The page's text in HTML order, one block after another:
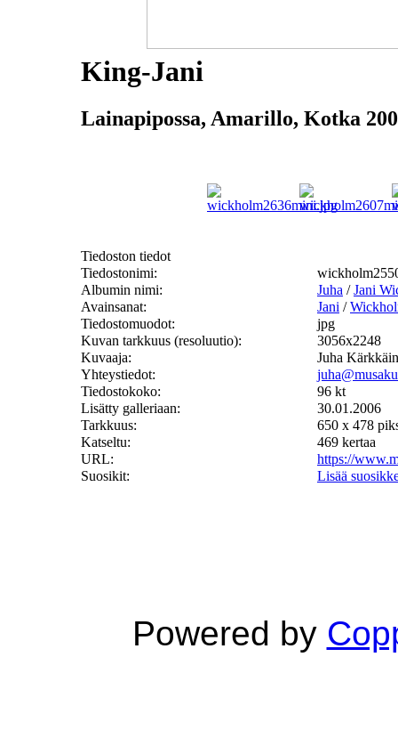
King-Jani
Lainapipossa, Amarillo, Kotka
Tiedoston tiedot
Tiedostonimi:
Albumin nimi:
Juha /Jani
Avainsanat:
Jani /
Tiedostomuodot:
jpg
Kuvan tarkkuus (resoluutio):
3056x2248
Kuvaaja:
Juha
Yhteystiedot:
Tiedostokoko:
96 kt
Lisätty galleriaan:
30.01.2006
Tarkkuus:
650 x 478
Katseltu:
469 kertaa
URL:
https://
Suosikit:
Lisää
Powered by